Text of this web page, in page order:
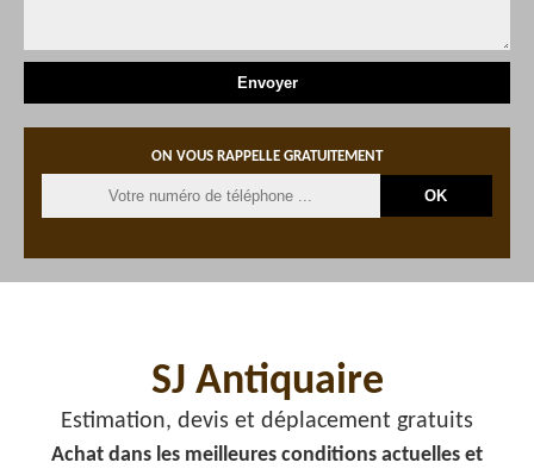
ON VOUS RAPPELLE GRATUITEMENT
SJ Antiquaire
Estimation, devis et déplacement gratuits
Achat dans les meilleures conditions actuelles et